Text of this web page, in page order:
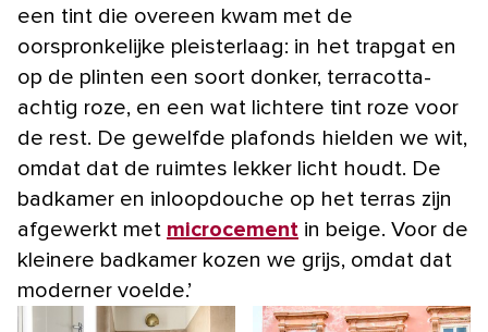
een tint die overeen kwam met de
oorspronkelijke pleisterlaag: in het trapgat en
op de plinten een soort donker, terracotta-
achtig roze, en een wat lichtere tint roze voor
de rest. De gewelfde plafonds hielden we wit,
omdat dat de ruimtes lekker licht houdt. De
badkamer en inloopdouche op het terras zijn
afgewerkt met microcement in beige. Voor de
kleinere badkamer kozen we grijs, omdat dat
moderner voelde.’